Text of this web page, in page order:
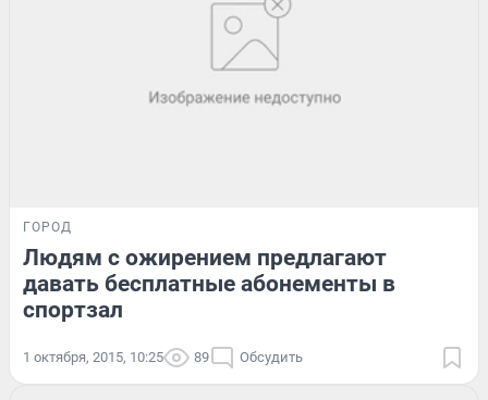
ГОРОД
Людям с ожирением предлагают
давать бесплатные абонементы в
спортзал
1 октября, 2015, 10:25 89 Обсудить